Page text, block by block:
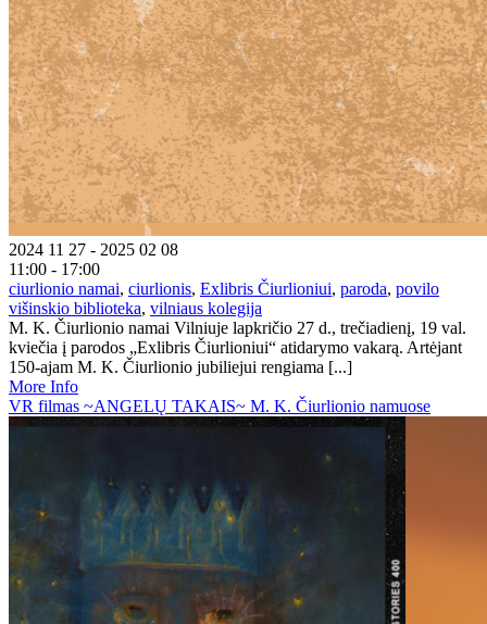
2024 11 27 - 2025 02 08
11:00 - 17:00
ciurlionio namai, ciurlionis, Exlibris Čiurlioniui, paroda, povilo
višinskio biblioteka, vilniaus kolegija
M. K. Čiurlionio namai Vilniuje lapkričio 27 d., trečiadienį, 19 val.
kviečia į parodos „Exlibris Čiurlioniui“ atidarymo vakarą. Artėjant
150-ajam M. K. Čiurlionio jubiliejui rengiama [...]
More Info
VR filmas ~ANGELŲ TAKAIS~ M. K. Čiurlionio namuose